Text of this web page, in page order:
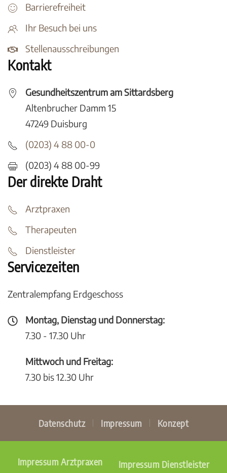
Barrierefreiheit
Ihr Besuch bei uns
Stellenausschreibungen
Kontakt
Gesundheitszentrum am Sittardsberg
Altenbrucher Damm 15
47249 Duisburg
(0203) 4 88 00-0
(0203) 4 88 00-99
Der direkte Draht
Arztpraxen
Therapeuten
Dienstleister
Servicezeiten
Zentralempfang Erdgeschoss
Montag, Dienstag und Donnerstag:
7.30 - 17.30 Uhr
Mittwoch und Freitag:
7.30 bis 12.30 Uhr
Datenschutz Impressum Konzept
Impressum Arztpraxen Impressum Dienstleister